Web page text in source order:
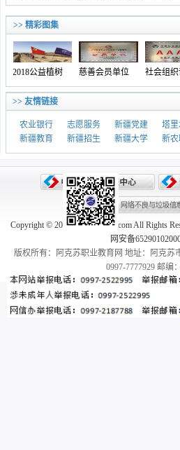
>> 精彩图集
公益植树 慈善会员单位 社会组织评估
>> 友情链接
农业银行 志愿服务 新疆党建 塔里
新疆教育
新疆招生 新疆大学 新
Copyright © 2005-2026 aksedu.com All Rights
网安备
版权所有：阿克苏职业教育网 地址：阿克苏
0997-7777929 邮编